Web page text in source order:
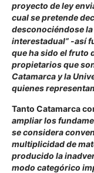
proyecto de ley
cual se pretende
desconociéndose la
interestadual” -así
que ha sido el fruto
propietarios que
Catamarca y la
quienes
Tanto Catamarca
ampliar los
se considera
multiplicidad de
producido la
modo categórico